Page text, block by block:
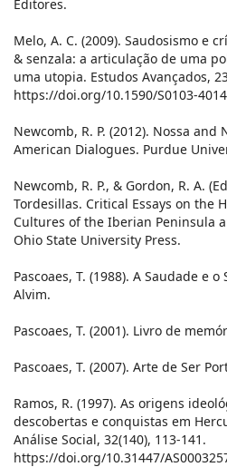
Editores.
Melo, A. C. (2009). Saudosismo e
& senzala: a articulação de uma
uma utopia. Estudos Avançados,
https://doi.org/10.1590/S0103-
Newcomb, R. P. (2012). Nossa
American Dialogues. Purdue
Newcomb, R. P., & Gordon, R. A.
Tordesillas. Critical Essays on the
Cultures of the Iberian Peninsula
Ohio State University Press.
Pascoaes, T. (1988). A Saudade e
Alvim.
Pascoaes, T. (2001). Livro de
Pascoaes, T. (2007). Arte de Ser
Ramos, R. (1997). As origens
descobertas e conquistas em
Análise Social, 32(140), 113-141.
https://doi.org/10.31447/